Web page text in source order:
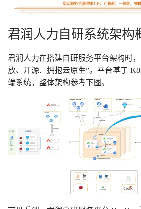
君润人力自研系统架构
君润人力在搭建自研服务平台架构时
放、开源、拥抱云原生”。平台基于
端系统，整体架构参考下图。